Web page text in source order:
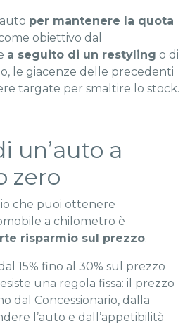
per mantenere la quota
obiettivo dal
a seguito di un restyling o di
le giacenze delle precedenti
targate per smaltire lo stock.
un’auto a
zero
che puoi ottenere
a chilometro è
risparmio sul prezzo.
15% fino al 30% sul prezzo
una regola fissa: il prezzo
dal Concessionario, dalla
l’auto e dall’appetibilità